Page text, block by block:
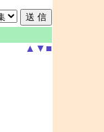
▲ ▼ ■